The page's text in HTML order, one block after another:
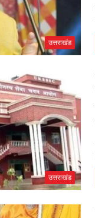
उत्तराखंड
उत्तराखंड